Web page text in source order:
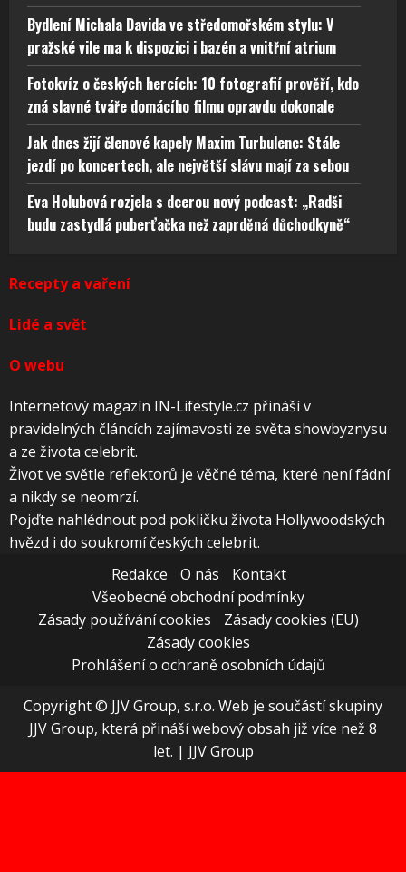
Bydlení Michala Davida ve středomořském stylu: V
pražské vile ma k dispozici i bazén a vnitřní atrium
Fotokvíz o českých hercích: 10 fotografií prověří, kdo
zná slavné tváře domácího filmu opravdu dokonale
Jak dnes žijí členové kapely Maxim Turbulenc: Stále
jezdí po koncertech, ale největší slávu mají za sebou
Eva Holubová rozjela s dcerou nový podcast: „Radši
budu zastydlá puberťačka než zaprděná důchodkyně“
Recepty a vaření
Lidé a svět
O webu
Internetový magazín IN-Lifestyle.cz přináší v
pravidelných článcích zajímavosti ze světa showbyznysu
a ze života celebrit.
Život ve světle reflektorů je věčné téma, které není fádní
a nikdy se neomrzí.
Pojďte nahlédnout pod pokličku života Hollywoodských
hvězd i do soukromí českých celebrit.
Redakce
O nás
Kontakt
Všeobecné obchodní podmínky
Zásady používání cookies
Zásady cookies (EU)
Zásady cookies
Prohlášení o ochraně osobních údajů
Copyright © JJV Group, s.r.o. Web je součástí skupiny
JJV Group, která přináší webový obsah již více než 8
let. | JJV Group